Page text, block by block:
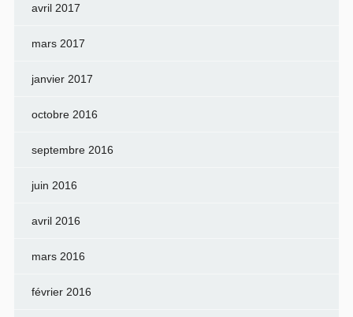
avril 2017
mars 2017
janvier 2017
octobre 2016
septembre 2016
juin 2016
avril 2016
mars 2016
février 2016